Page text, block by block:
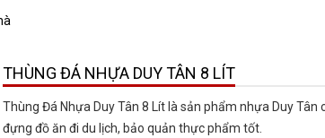
THÙNG ĐÁ NHỰA DUY TÂN 8 LÍT
Thùng Đá Nhựa Duy Tân 8 Lít là sản phẩm nhựa Duy Tân
đựng đồ ăn đi du lịch, bảo quản thực phẩm tốt.